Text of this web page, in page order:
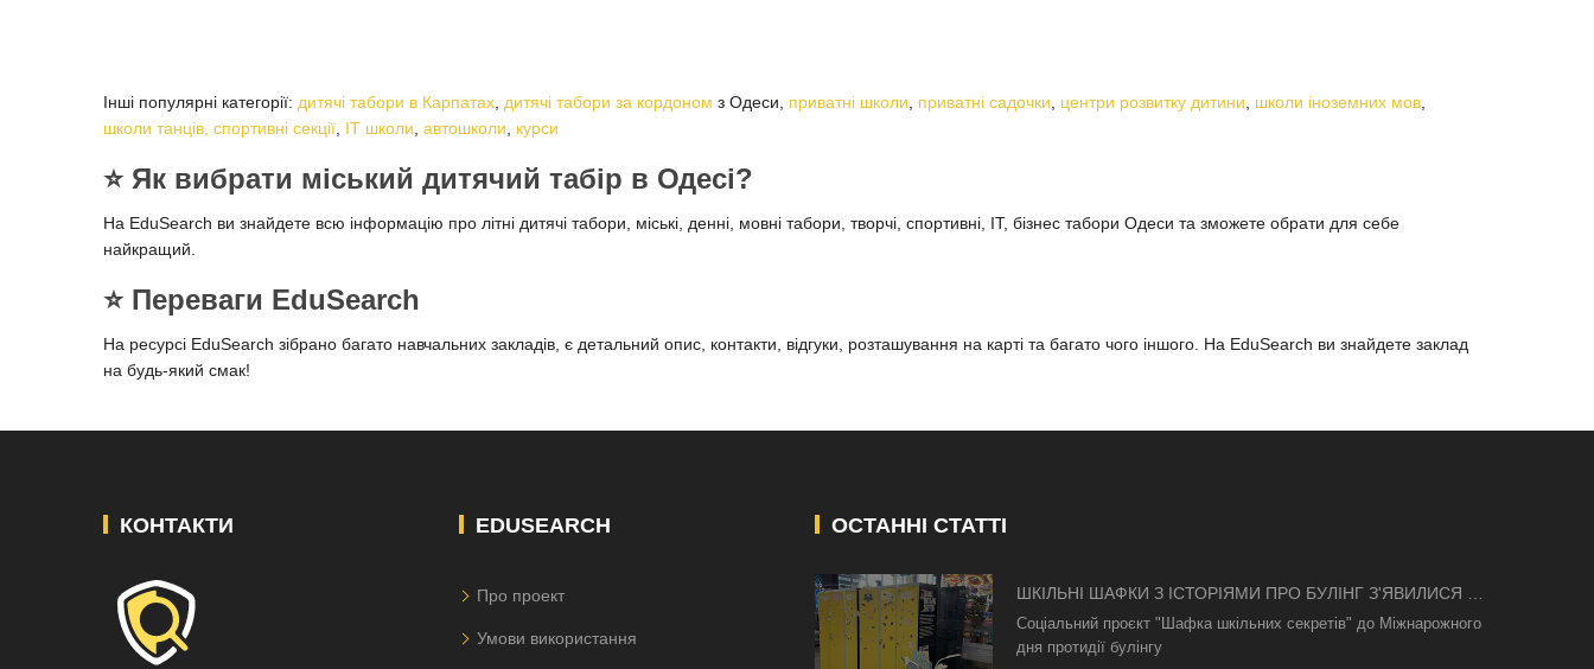
Інші популярні категорії: дитячі табори в Карпатах, дитячі табори за кордоном з Одеси, приватні школи, приватні садочки, центри розвитку дитини, школи іноземних мов,
школи танців, спортивні секції, ІТ школи, автошколи, курси
⭐️ Як вибрати міський дитячий табір в Одесі?
На EduSearch ви знайдете всю інформацію про літні дитячі табори, міські, денні, мовні табори, творчі, спортивні, IT, бізнес табори Одеси та зможете обрати для себе
найкращий.
⭐️ Переваги EduSearch
На ресурсі EduSearch зібрано багато навчальних закладів, є детальний опис, контакти, відгуки, розташування на карті та багато чого іншого. На EduSearch ви знайдете заклад
на будь-який смак!
КОНТАКТИ EDUSEARCH
Про проект
Умови використання
ОСТАННІ СТАТТІ
ШКІЛЬНІ ШАФКИ З ІСТОРІЯМИ ПРО БУЛІНГ З'ЯВИЛИСЯ В
КИЄВІ
Соціальний проєкт "Шафка шкільних секретів" до Міжнарожного
дня протидії булінгу